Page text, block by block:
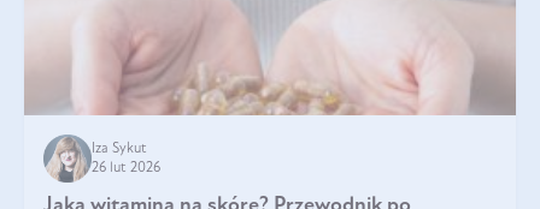
Iza Sykut
26 lut 2026